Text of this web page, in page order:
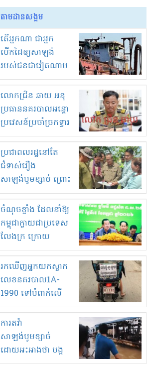
តាមដានសង្គម
តើអ្នកណា ជាអ្នក
បើកដៃឲ្យសាឡង់
របស់ជនជាវៀតណាម
ចូល មកខុស
ច្បាប់លួចបូមខ្សាច់នៅ
ក្នុងប្រទេសកម្ពុជា
លោកជ្រិន ឆាយ អនុ
ប្រធាននគរបាលអន្តោ
ប្រវេសន៍ប្រចាំច្រកទ្វារ
ព្រំដែនភ្នំឌិន និងឈ្មួញ
មួយចំនួនទៀត
កំពង់តែគុបគិតគ្នា
ធ្វើសកម្មភាពរកស៊ីនិង
ស្តុកទំនិញគេចពន្ធ?
ប្រជាពលរដ្ឋនៅតែ
ជំទាស់រឿង
សាឡង់បូមខ្សាច់ ព្រោះ
ខ្លាចបាក់ច្រាំងទៀត!
ចំណុចខ្លាំង ដែលនាំឱ្យ
កម្ពុជាក្លាយជាប្រទេស
លែងក្រ ក្រោយ
ឆ្នាំ២០៣០
រកឃើញអ្នកយកស្លាក
លេខនគរបាល1A-
1990 ទៅបំពាក់លើ
ម៉ូតូរបស់ខ្លួន ដាកផ្លាក
រត់ឌុបហើយ
ការតវ៉ា
សាឡង់បូមខ្សាច់
ដោយអះអាងថា បង្ក